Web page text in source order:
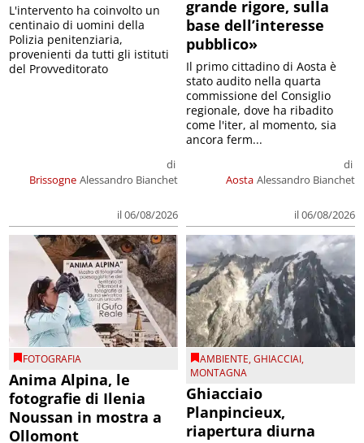
Brissogne
di
Alessandro Bianchet
il 06/08/2026
L'intervento ha coinvolto un
centinaio di uomini della
Polizia penitenziaria,
provenienti da tutti gli istituti
del Provveditorato
grande rigore, sulla
base dell’interesse
pubblico»
Aosta
di
Alessandro Bianchet
il 06/08/2026
Il primo cittadino di Aosta è
stato audito nella quarta
commissione del Consiglio
regionale, dove ha ribadito
come l'iter, al momento, sia
ancora ferm...
FOTOGRAFIA
Anima Alpina, le
fotografie di Ilenia
Noussan in mostra a
Ollomont
AMBIENTE,GHIACCIAI,
MONTAGNA
Ghiacciaio
Planpincieux,
riapertura diurna